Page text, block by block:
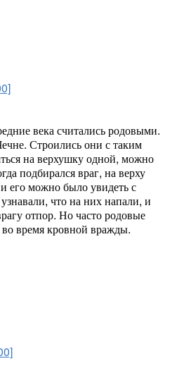
века считались родовыми.
Строились они с таким
на верхушку одной, можно
подбирался враг, на верху
его можно было увидеть с
что на них напали, и
отпор. Но часто родовые
время кровной вражды.